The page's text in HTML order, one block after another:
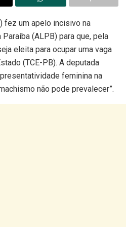
fez um apelo incisivo na
(ALPB) para que, pela
eleita para ocupar uma vaga
(TCE-PB). A deputada
feminina na
não pode prevalecer”.